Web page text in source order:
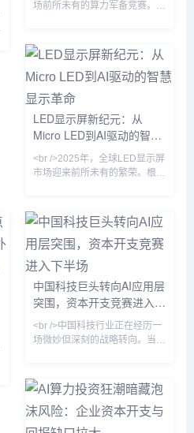
现，最终导向了一次彻底的职业
场前所未有的算力军备竞赛。从
开支已攀升至历史最高水平。然
而，随着英伟达高端芯片出口管
制收紧以及国内替代方案尚未完
全成熟，一个尖锐的问题开始浮
现：这场巨额投入究竟何时能够
转化为可持续的商业模式？站长
之家ChinaZ.com的最新产业动
向“算力利用率”，这标志着中国
AI发展进入了一
LED显示屏新纪元：从
Micro LED到AI驱动的智慧
显示革命
<br />2025年，全球LED显示屏
市场迎来前所未有的繁荣。根据
35%，而Micro LED技术正式从
实验室走向量产，成为高端显示
市场的“新宠”。与此同时，AI与
LED显示技术的深度融合，正在
重塑数字户外媒体、商业显示乃
至车载显示的应用场景。从P0.4
超微间距到透明柔性屏，从裸眼
不再仅是显示设备，而是成为智
中国科技巨头转向AI应用层
突围，资本开支竞赛进入下
半场
<br />中国科技行业正在经历一
场微妙但深刻的战略转向。当全
时，多家头部互联网公司在本季
度财报电话会上悄然调整了叙事
口径：不再将“千卡集群”或“万亿
参数”作为首要卖点，转而强调